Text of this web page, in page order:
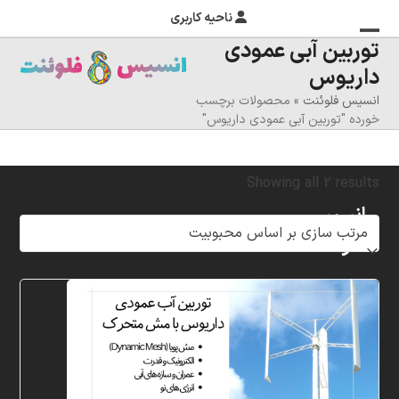
ناحیه کاربری
منوی
موبایل
را
تغییر
دهید
بستن
منوی
موبایل
توربین آبی عمودی
داریوس
انسیس فلوئنت » محصولات برچسب
خورده "توربین آبی عمودی داریوس"
Showing all 2 results
by
popularity
انسیس
فلوئنت
شرکت
خلاق
پردازشگران
مهر،
متخصص